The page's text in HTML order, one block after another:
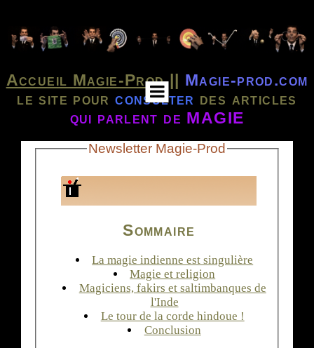
Accueil Magie-Prod|| Magie-prod.com
le site pourconsulter des articles
qui parlent de MAGIE
Sommaire
La magie indienne est singulière
Magie et religion
Magiciens, fakirs et saltimbanques de
l'Inde
Le tour de la corde hindoue !
Conclusion
Newsletter Magie-Prod